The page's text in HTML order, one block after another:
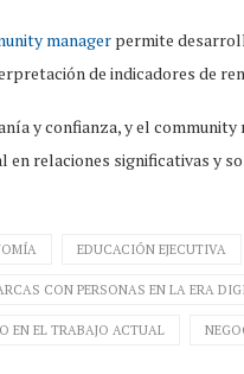
manager permite
de indicadores de
y confianza, y el
relaciones significativas y
EDUCACIÓN EJECUTIVA
CON PERSONAS EN LA ERA
EN EL TRABAJO ACTUAL